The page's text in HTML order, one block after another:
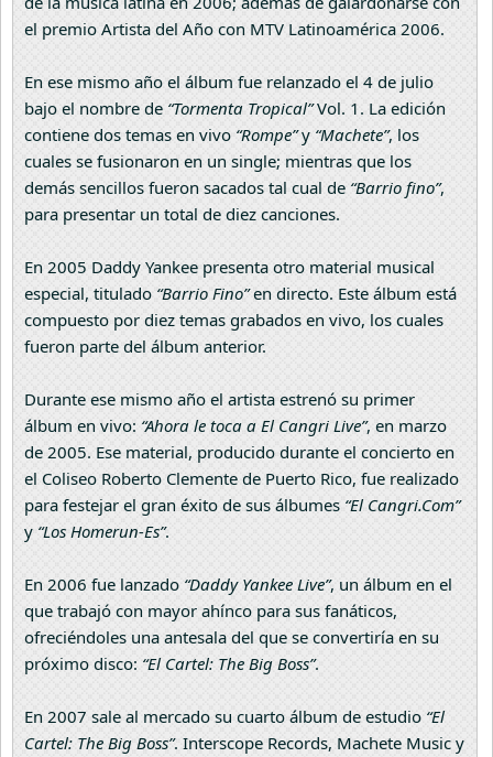
el premio Artista del Año con MTV Latinoamérica 2006.
En ese mismo año el álbum fue relanzado el 4 de julio
bajo el nombre de “Tormenta Tropical”Vol. 1. La edición
contiene dos temas en vivo “Rompe”y “Machete”, los
cuales se fusionaron en un single; mientras que los
demás sencillos fueron sacados tal cual de “Barrio fino”,
para presentar un total de diez canciones.
En 2005 Daddy Yankee presenta otro material musical
especial, titulado “Barrio Fino”en directo. Este álbum está
compuesto por diez temas grabados en vivo, los cuales
fueron parte del álbum anterior.
Durante ese mismo año el artista estrenó su primer
álbum en vivo: “Ahora le toca a El Cangri Live”, en marzo
de 2005. Ese material, producido durante el concierto en
el Coliseo Roberto Clemente de Puerto Rico, fue realizado
para festejar el gran éxito de sus álbumes “El Cangri.Com”
y “Los Homerun-Es”.
En 2006 fue lanzado “Daddy Yankee Live”, un álbum en el
que trabajó con mayor ahínco para sus fanáticos,
ofreciéndoles una antesala del que se convertiría en su
próximo disco: “El Cartel: The Big Boss”.
En 2007 sale al mercado su cuarto álbum de estudio “El
Cartel: The Big Boss”. Interscope Records, Machete Music y